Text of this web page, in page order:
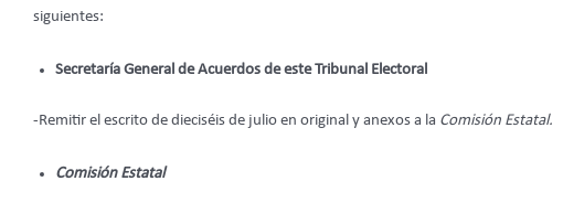
siguientes:
Secretaría General de Acuerdos de este Tribunal Electoral
-Remitir el escrito de dieciséis de julio en original y anexos a la Comisión Estatal.
Comisión Estatal